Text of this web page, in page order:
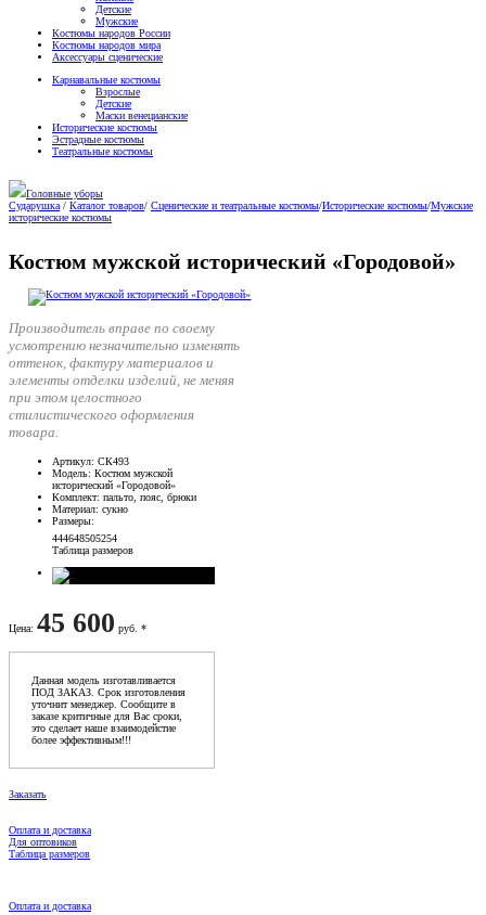
Детские
Мужские
Костюмы народов России
Костюмы народов мира
Аксессуары сценические
Карнавальные костюмы
Взрослые
Детские
Маски венецианские
Исторические костюмы
Эстрадные костюмы
Театральные костюмы
Головные уборы
Сударушка / Каталог товаров/ Сценические и театральные костюмы/Исторические костюмы/Мужские
исторические костюмы
Костюм мужской исторический «Городовой»
Производитель вправе по своему
усмотрению незначительно изменять
оттенок, фактуру материалов и
элементы отделки изделий, не меняя
при этом целостного
стилистического оформления
товара.
Артикул: СК493
Модель: Костюм мужской
исторический «Городовой»
Комплект: пальто, пояс, брюки
Материал: сукно
Размеры:
444648505254
Таблица размеров
Цена: 45 600 руб. *
Данная модель изготавливается
ПОД ЗАКАЗ. Срок изготовления
уточнит менеджер. Сообщите в
заказе критичные для Вас сроки,
это сделает наше взаимодейстие
более эффективным!!!
Заказать
Оплата и доставка
Для оптовиков
Таблица размеров
Оплата и доставка